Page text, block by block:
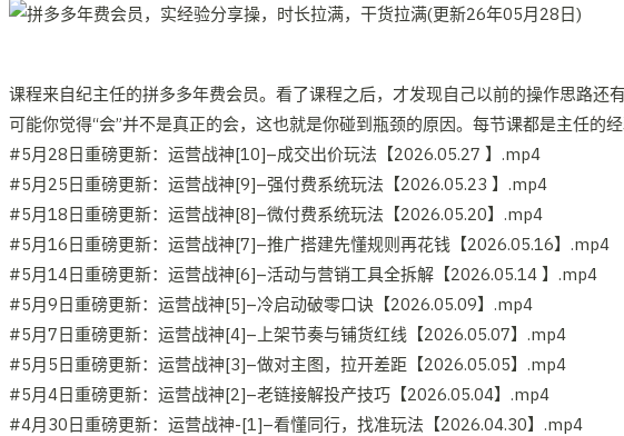
课程来自纪主任的拼多多年费会员。看了课程之后，才发现自己以前的操作思路
可能你觉得“会”并不是真正的会，这也就是你碰到瓶颈的原因。每节课都是主任的
#5月28日重磅更新：运营战神[10]–成交出价玩法【2026.05.27 】.mp4
#5月25日重磅更新：运营战神[9]–强付费系统玩法【2026.05.23 】.mp4
#5月18日重磅更新：运营战神[8]–微付费系统玩法【2026.05.20】.mp4
#5月16日重磅更新：运营战神[7]–推广搭建先懂规则再花钱【2026.05.16】.mp4
#5月14日重磅更新：运营战神[6]–活动与营销工具全拆解【2026.05.14 】.mp4
#5月9日重磅更新：运营战神[5]–冷启动破零口诀【2026.05.09】.mp4
#5月7日重磅更新：运营战神[4]–上架节奏与铺货红线【2026.05.07】.mp4
#5月5日重磅更新：运营战神[3]–做对主图，拉开差距【2026.05.05】.mp4
#5月4日重磅更新：运营战神[2]–老链接解投产技巧【2026.05.04】.mp4
#4月30日重磅更新：运营战神-[1]–看懂同行，找准玩法【2026.04.30】.mp4